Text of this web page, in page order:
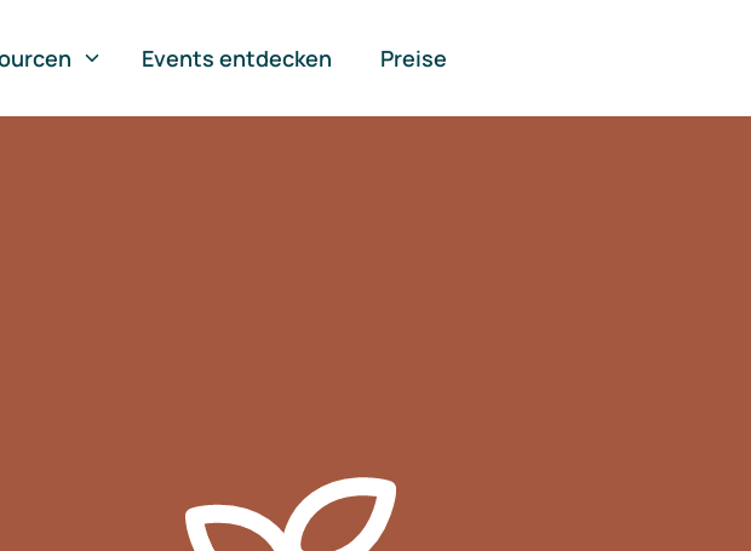
Events entdecken Preise